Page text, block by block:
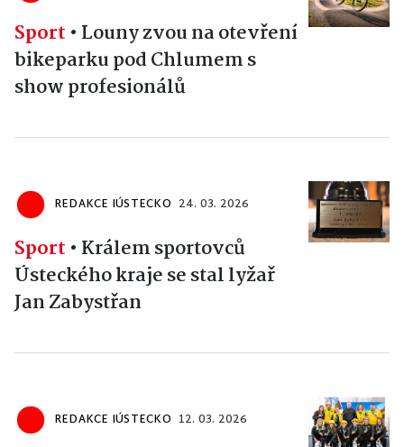
Sport • Louny zvou na otevření
bikeparku pod Chlumem s
show profesionálů
REDAKCE IÚSTECKO 24. 03. 2026
Sport • Králem sportovců
Ústeckého kraje se stal lyžař
Jan Zabystřan
REDAKCE IÚSTECKO 12. 03. 2026